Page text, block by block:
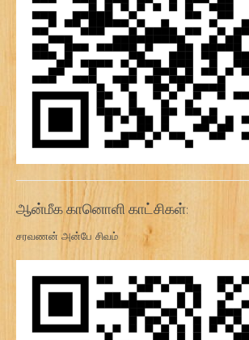
ஆன்மீக கானொளி காட்சிகள்:
சரவணன் அன்பே சிவம்